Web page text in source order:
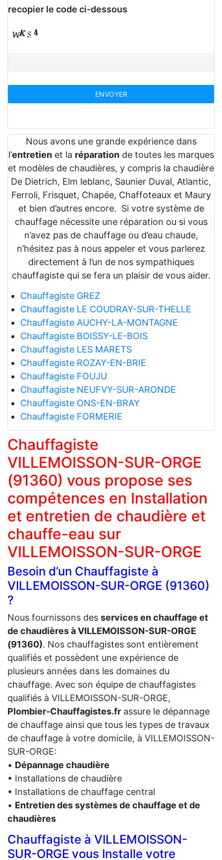
recopier le code ci-dessous
Nous avons une grande expérience dans
l’entretienet la réparationde toutes les marques
et modèles de chaudières, y compris la chaudière
De Dietrich, Elm leblanc, Saunier Duval, Atlantic,
Ferroli, Frisquet, Chapée, Chaffoteaux et Maury
et bien d’autres encore. Si votre système de
chauffage nécessite une réparation ou si vous
n’avez pas de chauffage ou d’eau chaude,
n’hésitez pas à nous appeler et vous parlerez
directement à l’un de nos sympathiques
chauffagiste qui se fera un plaisir de vous aider.
Chauffagiste GREZ
Chauffagiste LE COUDRAY-SUR-THELLE
Chauffagiste AUCHY-LA-MONTAGNE
Chauffagiste BOISSY-LE-BOIS
Chauffagiste LES MARETS
Chauffagiste ROZAY-EN-BRIE
Chauffagiste FOUJU
Chauffagiste NEUFVY-SUR-ARONDE
Chauffagiste ONS-EN-BRAY
Chauffagiste FORMERIE
Chauffagiste
VILLEMOISSON-SUR-ORGE
(91360) vous propose ses
compétences en Installation
et entretien de chaudière et
chauffe-eau sur
VILLEMOISSON-SUR-ORGE
Besoin d’un Chauffagiste à
VILLEMOISSON-SUR-ORGE (91360)
?
Nous fournissons des services en chauffage et
de chaudières à VILLEMOISSON-SUR-ORGE
(91360). Nos chauffagistes sont entièrement
qualifiés et possèdent une expérience de
plusieurs années dans les domaines du
chauffage. Avec son équipe de chauffagistes
qualifiés à VILLEMOISSON-SUR-ORGE,
Plombier-Chauffagistes.fr assure le dépannage
de chauffage ainsi que tous les types de travaux
de chauffage à votre domicile, à VILLEMOISSON-
SUR-ORGE:
• Dépannage chaudière
• Installations de chaudière
• Installations de chauffage central
• Entretien des systèmes de chauffage et de
chaudières
Chauffagiste à VILLEMOISSON-
SUR-ORGE vous Installe votre